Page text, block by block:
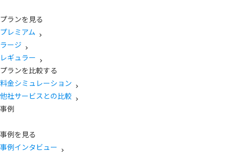
プランを見る
プレミアム
ラージ
レギュラー
プランを比較する
料金シミュレーション
他社サービスとの比較
事例
事例を見る
事例インタビュー